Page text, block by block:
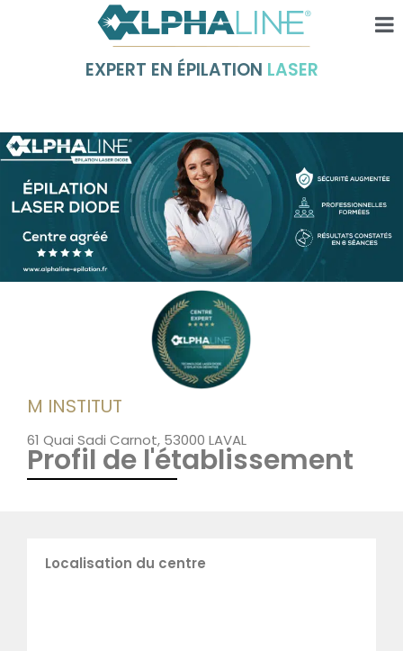
EXPERT EN ÉPILATION LASER
M INSTITUT
61 Quai Sadi Carnot, 53000 LAVAL
Profil de l'établissement
Localisation du centre